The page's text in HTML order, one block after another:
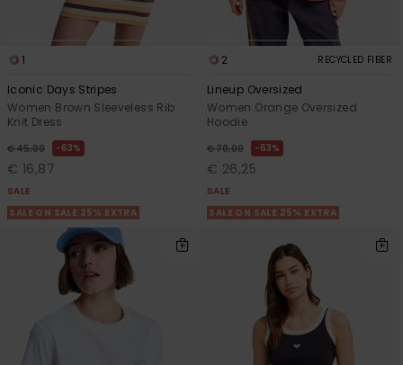
1
Iconic Days Stripes
Women Brown Sleeveless Rib
Knit Dress
€ 45,00 63%
€ 16,87
SALE
SALE ON SALE 25% EXTRA
2 RECYCLED FIBER
Lineup Oversized
Women Orange Oversized
Hoodie
€ 70,00 63%
€ 26,25
SALE
SALE ON SALE 25% EXTRA